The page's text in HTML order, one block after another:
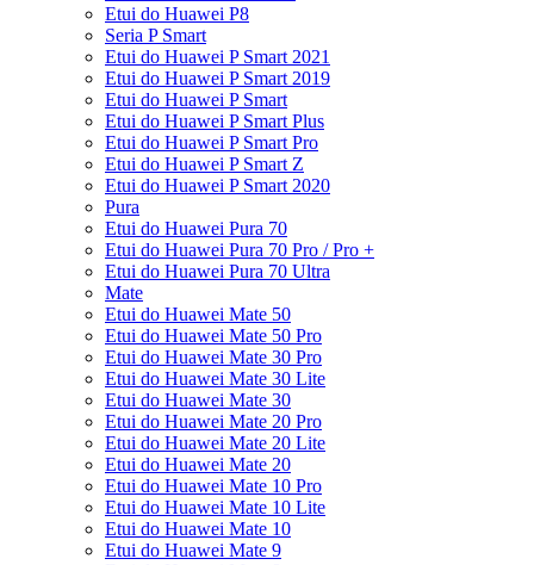
Etui do Huawei P8
Seria P Smart
Etui do Huawei P Smart 2021
Etui do Huawei P Smart 2019
Etui do Huawei P Smart
Etui do Huawei P Smart Plus
Etui do Huawei P Smart Pro
Etui do Huawei P Smart Z
Etui do Huawei P Smart 2020
Pura
Etui do Huawei Pura 70
Etui do Huawei Pura 70 Pro / Pro +
Etui do Huawei Pura 70 Ultra
Mate
Etui do Huawei Mate 50
Etui do Huawei Mate 50 Pro
Etui do Huawei Mate 30 Pro
Etui do Huawei Mate 30 Lite
Etui do Huawei Mate 30
Etui do Huawei Mate 20 Pro
Etui do Huawei Mate 20 Lite
Etui do Huawei Mate 20
Etui do Huawei Mate 10 Pro
Etui do Huawei Mate 10 Lite
Etui do Huawei Mate 10
Etui do Huawei Mate 9